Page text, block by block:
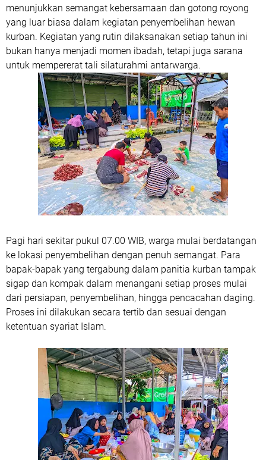
menunjukkan semangat kebersamaan dan gotong royong
yang luar biasa dalam kegiatan penyembelihan hewan
kurban. Kegiatan yang rutin dilaksanakan setiap tahun ini
bukan hanya menjadi momen ibadah, tetapi juga sarana
untuk mempererat tali silaturahmi antarwarga.
Pagi hari sekitar pukul 07.00 WIB, warga mulai berdatangan
ke lokasi penyembelihan dengan penuh semangat. Para
bapak-bapak yang tergabung dalam panitia kurban tampak
sigap dan kompak dalam menangani setiap proses mulai
dari persiapan, penyembelihan, hingga pencacahan daging.
Proses ini dilakukan secara tertib dan sesuai dengan
ketentuan syariat Islam.